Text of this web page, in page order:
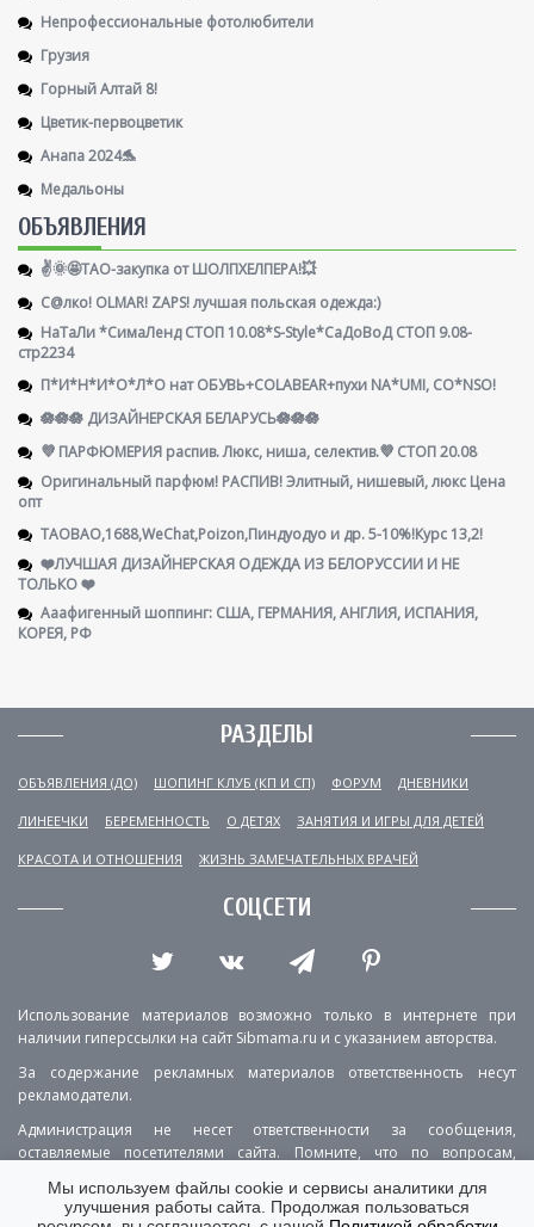
Непрофессиональные фотолюбители
Грузия
Горный Алтай 8!
Цветик-первоцветик
Анапа 2024🐬
Медальоны
ОБЪЯВЛЕНИЯ
✌️🌞🤩ТАО-закупка от ШОЛПХЕЛПЕРА!💥
С@лко! OLMAR! ZAPS! лучшая польская одежда:)
НаТаЛи *СимаЛенд СТОП 10.08*S-Style*СаДоВоД СТОП 9.08-
стр2234
П*И*Н*И*О*Л*О нат ОБУВЬ+COLABEAR+пухи NA*UMI, CO*NSO!
🪷🪷🪷 ДИЗАЙНЕРСКАЯ БЕЛАРУСЬ🪷🪷🪷
💜 ПАРФЮМЕРИЯ распив. Люкс, ниша, селектив.💜 СТОП 20.08
Оригинальный парфюм! РАСПИВ! Элитный, нишевый, люкс Цена
опт
TAOBAO,1688,WeChat,Poizon,Пиндуодуо и др. 5-10%!Курс 13,2!
❤️ЛУЧШАЯ ДИЗАЙНЕРСКАЯ ОДЕЖДА ИЗ БЕЛОРУССИИ И НЕ
ТОЛЬКО ❤️
Ааафигенный шоппинг: США, ГЕРМАНИЯ, АНГЛИЯ, ИСПАНИЯ,
КОРЕЯ, РФ
РАЗДЕЛЫ
ОБЪЯВЛЕНИЯ (ДО) ШОПИНГ КЛУБ (КП И СП) ФОРУМ ДНЕВНИКИ
ЛИНЕЕЧКИ БЕРЕМЕННОСТЬ О ДЕТЯХ ЗАНЯТИЯ И ИГРЫ ДЛЯ ДЕТЕЙ
КРАСОТА И ОТНОШЕНИЯ ЖИЗНЬ ЗАМЕЧАТЕЛЬНЫХ ВРАЧЕЙ
СОЦСЕТИ
Использование материалов возможно только в интернете при
наличии гиперссылки на сайт Sibmama.ru и с указанием авторства.
За содержание рекламных материалов ответственность несут
рекламодатели.
Администрация не несет ответственности за сообщения,
оставляемые посетителями сайта. Помните, что по вопросам,
Мы используем файлы cookie и сервисы аналитики для
улучшения работы сайта. Продолжая пользоваться